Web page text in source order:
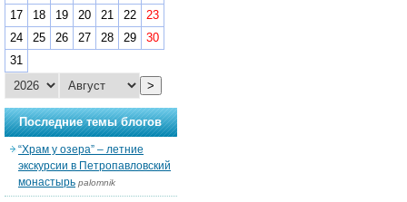
17
18 19 20 21 22
23
24
25 26 27 28 29
30
31
>
Последние темы блогов
“Храм у озера” – летние
экскурсии в Петропавловский
монастырь palomnik